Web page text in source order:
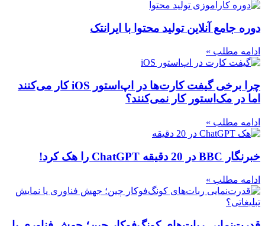
دوره جامع آنلاین تولید محتوا با ایرانتک
ادامه مطلب »
چرا برخی گیفت کارت‌ها در اپ‌استور iOS کار می‌کنند
اما در مک‌استور کار نمی‌کنند؟
ادامه مطلب »
خبرنگار BBC در 20 دقیقه ChatGPT را هک کرد!
ادامه مطلب »